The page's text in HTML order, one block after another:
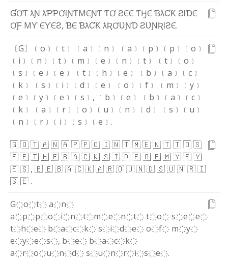
ƓƠƬƛƝ ƛƤƤƠƖƝƬMЄƝƬƬƠƧЄЄƬӇЄƁƛƇƘƧƖƊЄ
ƠƑ MƳЄƳЄƧ, ƁЄƁƛƇƘƛƦƠƲƝƊƧƲƝƦƖƧЄ.
〔G〕 ﹝o﹞ ﹝t﹞ ﹝a﹞ ﹝n﹞ ﹝a﹞ ﹝p﹞ ﹝p﹞ ﹝o﹞
﹝i﹞ ﹝n﹞ ﹝t﹞ ﹝m﹞ ﹝e﹞ ﹝n﹞ ﹝t﹞ ﹝t﹞ ﹝o﹞
﹝s﹞ ﹝e﹞ ﹝e﹞ ﹝t﹞ ﹝h﹞ ﹝e﹞ ﹝b﹞ ﹝a﹞ ﹝c﹞
﹝k﹞
﹝s﹞ ﹝i﹞ ﹝d﹞ ﹝e﹞ ﹝o﹞ ﹝f﹞ ﹝m﹞ ﹝y﹞
﹝e﹞ ﹝y﹞ ﹝e﹞ ﹝s﹞ , ﹝b﹞ ﹝e﹞ ﹝b﹞ ﹝a﹞ ﹝c﹞
﹝k﹞
﹝a﹞ ﹝r﹞ ﹝o﹞ ﹝u﹞ ﹝n﹞ ﹝d﹞ ﹝s﹞ ﹝u﹞
﹝n﹞ ﹝r﹞ ﹝i﹞ ﹝s﹞ ﹝e﹞ .
🇬🇴🇹🇦🇳🇦🇵🇵🇴🇮🇳🇹🇲🇪🇳🇹🇹🇴🇸
🇪🇪🇹🇭🇪🇧🇦🇨🇰🇸🇮🇩🇪🇴🇫🇲🇾🇪🇾
🇪🇸 , 🇧🇪🇧🇦🇨🇰🇦🇷🇴🇺🇳🇩🇸🇺🇳🇷🇮
🇸🇪.
G҉o҉t҉a҉n҉
a҉p҉p҉o҉i҉n҉t҉m҉e҉n҉t҉t҉o҉s҉e҉e҉
t҉h҉e҉ b҉a҉c҉k҉s҉i҉d҉e҉o҉f҉ m҉y҉
e҉y҉e҉s҉, b҉e҉ b҉a҉c҉k҉
a҉r҉o҉u҉n҉d҉s҉u҉n҉r҉i҉s҉e҉.